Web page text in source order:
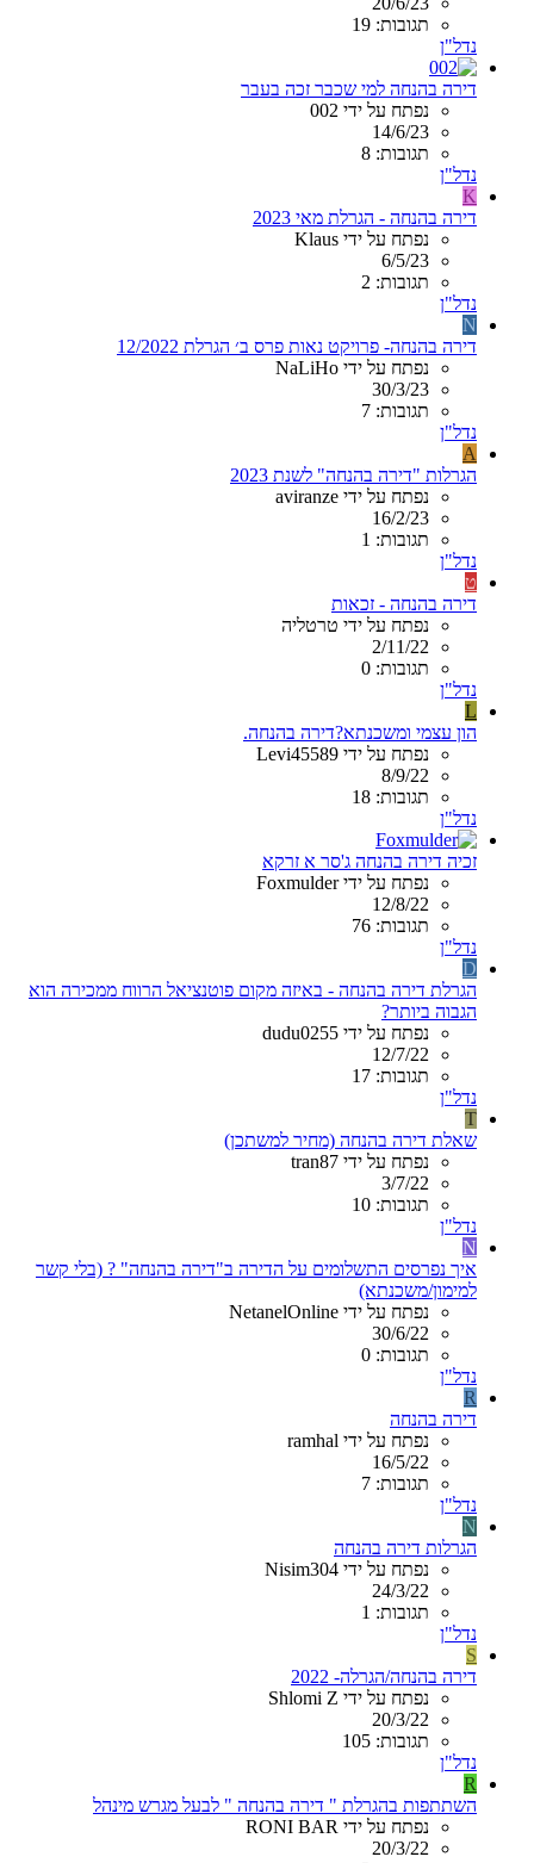
תגובות: 19
נדל"ן
דירה בהנחה למי שכבר זכה בעבר
נפתח על ידי 002
14/6/23
תגובות: 8
נדל"ן
K
דירה בהנחה - הגרלת מאי 2023
נפתח על ידי Klaus
6/5/23
תגובות: 2
נדל"ן
N
דירה בהנחה- פרויקט נאות פרס ב׳ הגרלת 12/2022
נפתח על ידי NaLiHo
30/3/23
תגובות: 7
נדל"ן
A
הגרלות "דירה בהנחה" לשנת 2023
נפתח על ידי aviranze
16/2/23
תגובות: 1
נדל"ן
ט
דירה בהנחה - זכאות
נפתח על ידי טרטליה
2/11/22
תגובות: 0
נדל"ן
L
הון עצמי ומשכנתא?דירה בהנחה.
נפתח על ידי Levi45589
8/9/22
תגובות: 18
נדל"ן
זכיה דירה בהנחה ג'סר א זרקא
נפתח על ידי Foxmulder
12/8/22
תגובות: 76
נדל"ן
D
הגרלת דירה בהנחה - באיזה מקום פוטנציאל הרווח ממכירה הוא
הגבוה ביותר?
נפתח על ידי dudu0255
12/7/22
תגובות: 17
נדל"ן
T
שאלת דירה בהנחה (מחיר למשתכן)
נפתח על ידי tran87
3/7/22
תגובות: 10
נדל"ן
N
איך נפרסים התשלומים על הדירה ב"דירה בהנחה" ? (בלי קשר
למימון/משכנתא)
נפתח על ידי NetanelOnline
30/6/22
תגובות: 0
נדל"ן
R
דירה בהנחה
נפתח על ידי ramhal
16/5/22
תגובות: 7
נדל"ן
N
הגרלות דירה בהנחה
נפתח על ידי Nisim304
24/3/22
תגובות: 1
נדל"ן
S
דירה בהנחה/הגרלה- 2022
נפתח על ידי Shlomi Z
20/3/22
תגובות: 105
נדל"ן
R
השתתפות בהגרלת " דירה בהנחה " לבעל מגרש מינהל
נפתח על ידי RONI BAR
20/3/22